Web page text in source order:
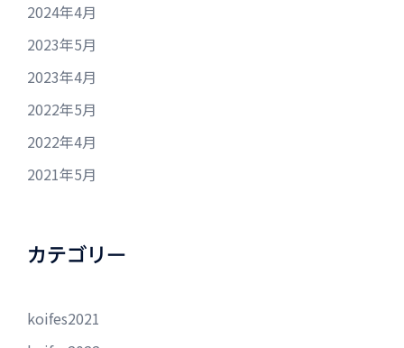
2024年4月
2023年5月
2023年4月
2022年5月
2022年4月
2021年5月
カテゴリー
koifes2021